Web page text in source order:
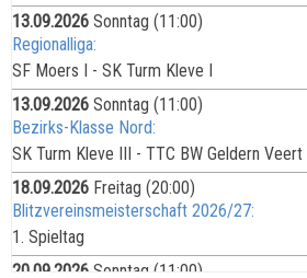
13.09.2026 Sonntag (11:00)
Regionalliga:
SF Moers I - SK Turm Kleve I
13.09.2026 Sonntag (11:00)
Bezirks-Klasse Nord:
SK Turm Kleve III - TTC BW Geldern Veert II
18.09.2026 Freitag (20:00)
Blitzvereinsmeisterschaft 2026/27:
1. Spieltag
20.09.2026 Sonntag (11:00)